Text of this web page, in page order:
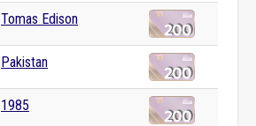
Tomas Edison
Pakistan
1985